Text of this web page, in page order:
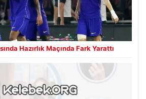
Hazırlık Maçında Fark Yarattı